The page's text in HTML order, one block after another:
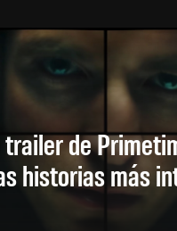
trailer de
historias más